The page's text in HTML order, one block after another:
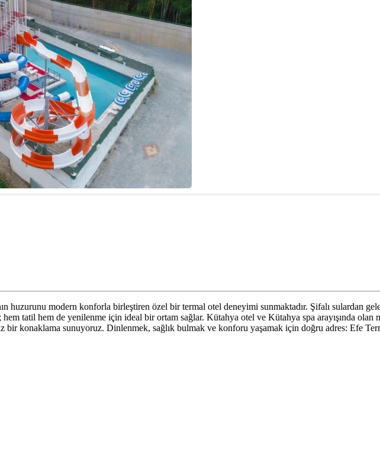
huzurunu modern konforla birleştiren özel bir termal otel deneyimi sunmaktadır. Şifalı sulardan
tatil hem de yenilenme için ideal bir ortam sağlar. Kütahya otel ve Kütahya spa arayışında olan
bir konaklama sunuyoruz. Dinlenmek, sağlık bulmak ve konforu yaşamak için doğru adres: Efe